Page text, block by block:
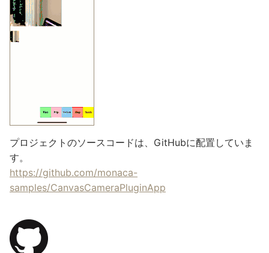
プロジェクトのソースコードは、GitHubに配置していま
す。
https://github.com/monaca-
samples/CanvasCameraPluginApp